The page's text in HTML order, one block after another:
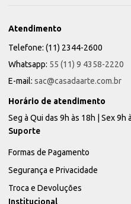
Atendimento
Telefone: (11) 2344-2600
Whatsapp: 55 (11) 9 4358-2220
E-mail: sac@casadaarte.com.br
Horário de atendimento
Seg à Qui das 9h às 18h | Sex 9h
Suporte
Formas de Pagamento
Segurança e Privacidade
Troca e Devoluções
Institucional